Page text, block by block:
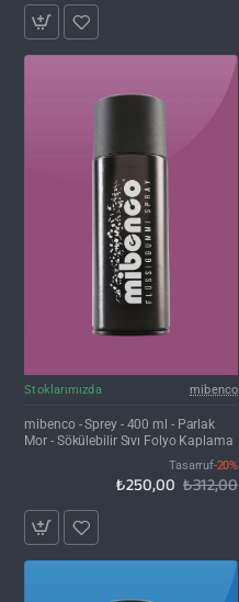
İNDIRIM'DE
Stoklarımızda mibenco
mibenco - Sprey - 400 ml - Parlak
Mor - Sökülebilir Sıvı Folyo Kaplama
Tasarruf-20%
₺250,00 ₺312,00